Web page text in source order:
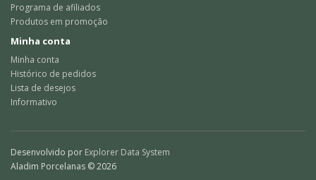
Programa de afiliados
Produtos em promoção
Minha conta
Minha conta
Histórico de pedidos
Lista de desejos
Informativo
Desenvolvido por Explorer Data System
Aladim Porcelanas © 2026